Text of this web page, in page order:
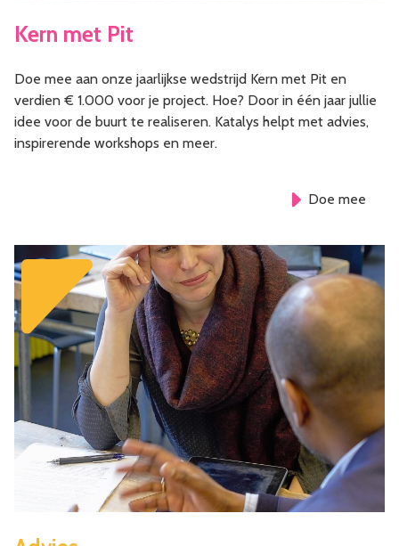
Kern met Pit
Doe mee aan onze jaarlijkse wedstrijd Kern met Pit en
verdien € 1.000 voor je project. Hoe? Door in één jaar jullie
idee voor de buurt te realiseren. Katalys helpt met advies,
inspirerende workshops en meer.
Doe mee